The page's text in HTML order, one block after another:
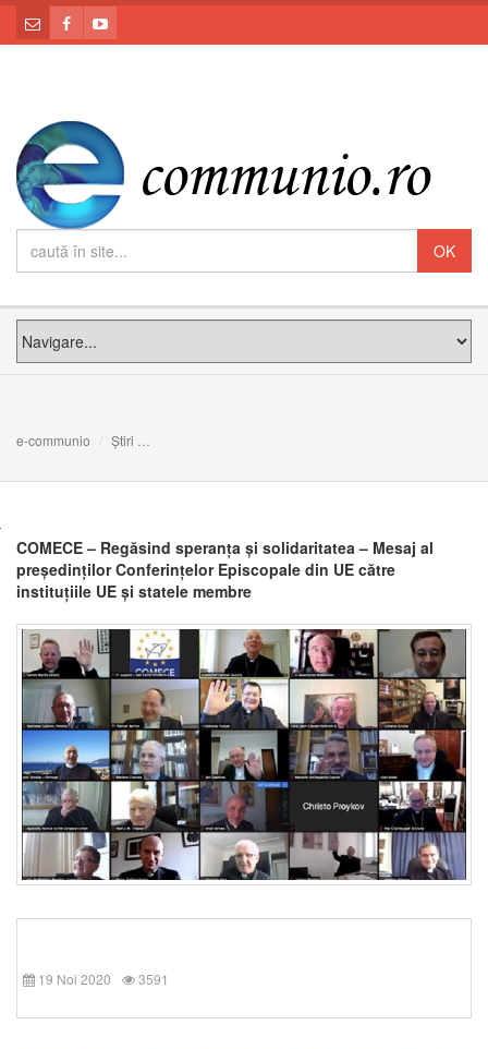
e-communio Știri
COMECE – Regăsind speranța și solidaritatea – Mesaj al
președinților Conferințelor Episcopale din UE către
instituțiile UE și statele membre
19 Noi 2020 3591